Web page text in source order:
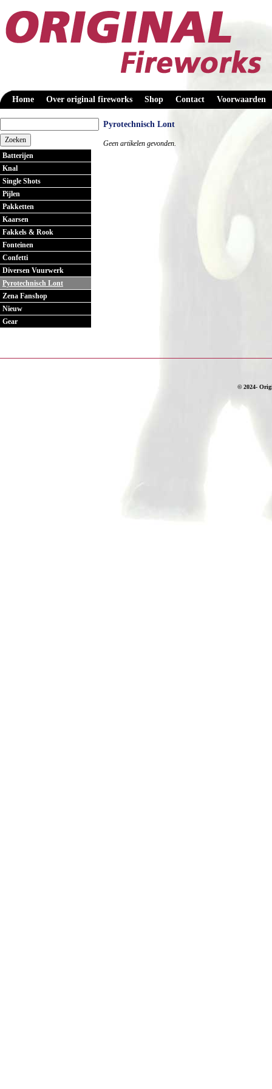
Home Over original fireworks Shop Contact Voorwaarden
Batterijen
Knal
Single Shots
Pijlen
Pakketten
Kaarsen
Fakkels & Rook
Fonteinen
Confetti
Diversen Vuurwerk
Pyrotechnisch Lont
Zena Fanshop
Nieuw
Gear
Pyrotechnisch Lont
Geen artikelen gevonden.
© 2024-